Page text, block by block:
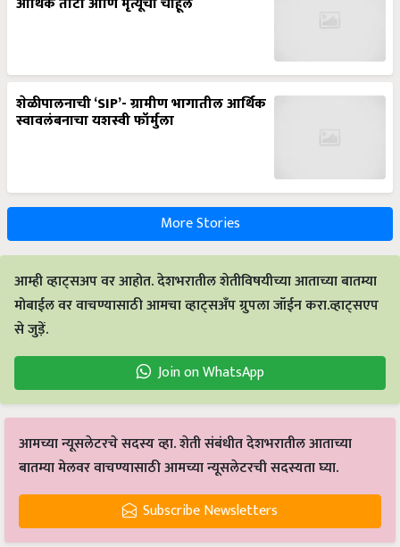
शेळीपालनाची ‘SIP’- ग्रामीण भागातील आर्थिक
स्वावलंबनाचा यशस्वी फॉर्मुला
More Stories
आम्ही व्हाट्सअप वर आहोत. देशभरातील शेतीविषयीच्या आताच्या बातम्या
मोबाईल वर वाचण्यासाठी आमचा व्हाट्सअँप ग्रुपला जॉईन करा.व्हाट्सएप
से जुड़ें.
Join on WhatsApp
आमच्या न्यूसलेटरचे सदस्य व्हा. शेती संबंधीत देशभरातील आताच्या
बातम्या मेलवर वाचण्यासाठी आमच्या न्यूसलेटरची सदस्यता घ्या.
Subscribe Newsletters